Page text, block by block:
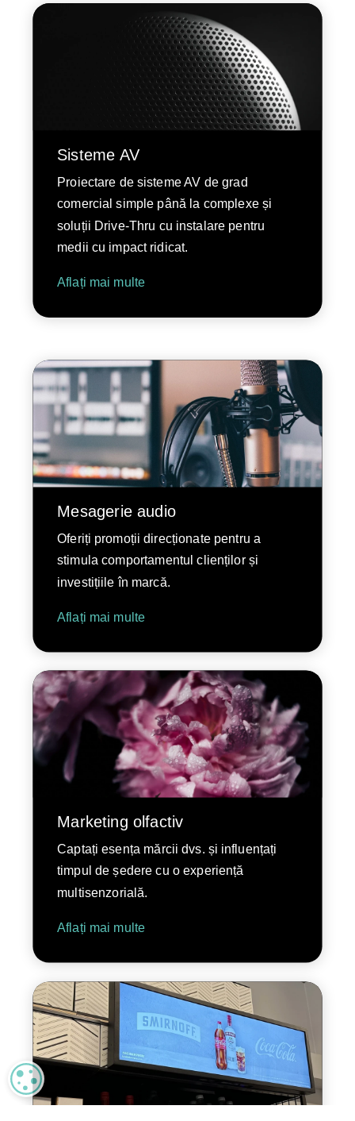
Sisteme AV
Proiectare de sisteme AV de grad
comercial simple până la complexe și
soluții Drive-Thru cu instalare pentru
medii cu impact ridicat.
Aflați mai multe
Mesagerie audio
Oferiți promoții direcționate pentru a
stimula comportamentul clienților și
investițiile în marcă.
Aflați mai multe
Marketing olfactiv
Captați esența mărcii dvs. și influențați
timpul de ședere cu o experiență
multisenzorială.
Aflați mai multe
MANAGE PRIVACY